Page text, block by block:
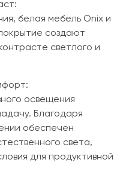
белая мебель Onix и
создают
светлого и
освещения
Благодаря
обеспечен
света,
для продуктивной